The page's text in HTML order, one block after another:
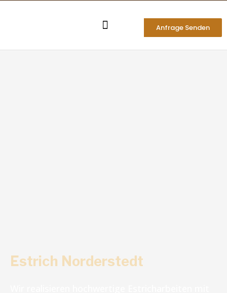
Anfrage Senden
Estrich Norderstedt